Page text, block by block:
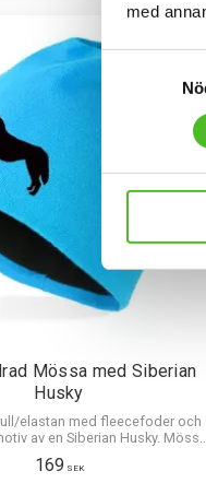
med
Samtyckesval
Mössa med Siberian
Husky
elastan med fleecefoder och
av en Siberian Husky. Mössan
169 SEK